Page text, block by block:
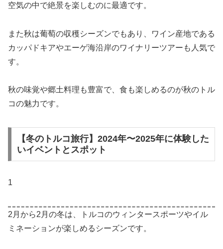
空気の中で絶景を楽しむのに最適です。
また秋は葡萄の収穫シーズンでもあり、ワイン産地である
カッパドキアやエーゲ海沿岸のワイナリーツアーも人気で
す。
秋の味覚や郷土料理も豊富で、食も楽しめるのが秋のトル
コの魅力です。
【冬のトルコ旅行】2024年〜2025年に体験した
いイベントとスポット
1
2月から2月の冬は、トルコのウィンタースポーツやイル
ミネーションが楽しめるシーズンです。